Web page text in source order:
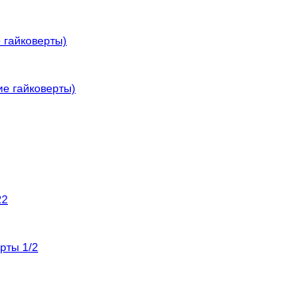
гайковерты)
гайковерты)
1/2